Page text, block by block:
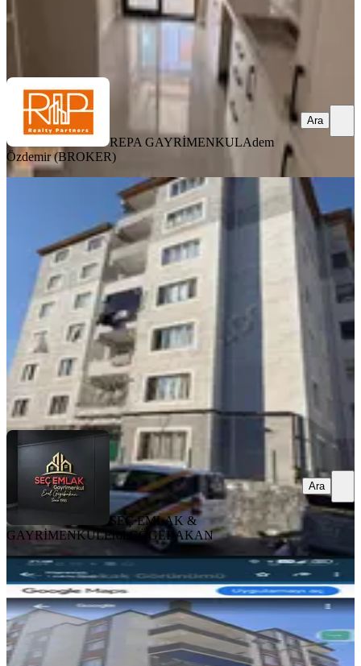
REPA GAYRİMENKULAdem Özdemir (BROKER)
REPA GAYRİMENKULAdem
Özdemir (BROKER)
Ara
Seç Emlak'tan Serinevler Gri
Binalarda 2+1 Kiralık Daire
Şahinbey, Serinevler Mahallesi
2+1·100 m² ·4. Kat
18.000 ₺
SEÇ EMLAK & GAYRİMENKUL
Ara
SEÇ EMLAK &
GAYRİMENKULErol GÖGEBAKAN
Ara
YENİ
8
Sahibinden 2+ 1 Temiz Daire Yerden
Isıtma
Şahinbey, Bülbülzade Mahallesi
2+1
100 m²·Düz Giriş (Zemin)·06.08.2026